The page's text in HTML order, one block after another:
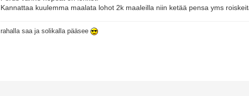
Kannattaa kuulemma maalata lohot 2k maaleilla niin ketää pensa yms
rahalla saa ja solikalla pääsee